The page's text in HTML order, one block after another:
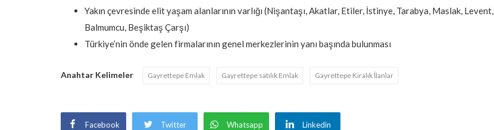
Yakın çevresinde elit yaşam alanlarının varlığı (Nişantaşı, Akatlar, Etiler, İstinye, Tarabya, Maslak, Levent,
Balmumcu, Beşiktaş Çarşı)
Türkiye’nin önde gelen firmalarının genel merkezlerinin yanı başında bulunması
Anahtar Kelimeler Gayrettepe Emlak Gayrettepe satılık Emlak Gayrettepe Kiralık İlanlar
Facebook Twitter Whatsapp Linkedin